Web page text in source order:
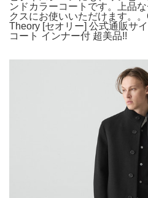
ンドカラーコートです。上品
クスにお使いいただけます。
Theory [セオリー] 公式通販サ
コート インナー付 超美品!!